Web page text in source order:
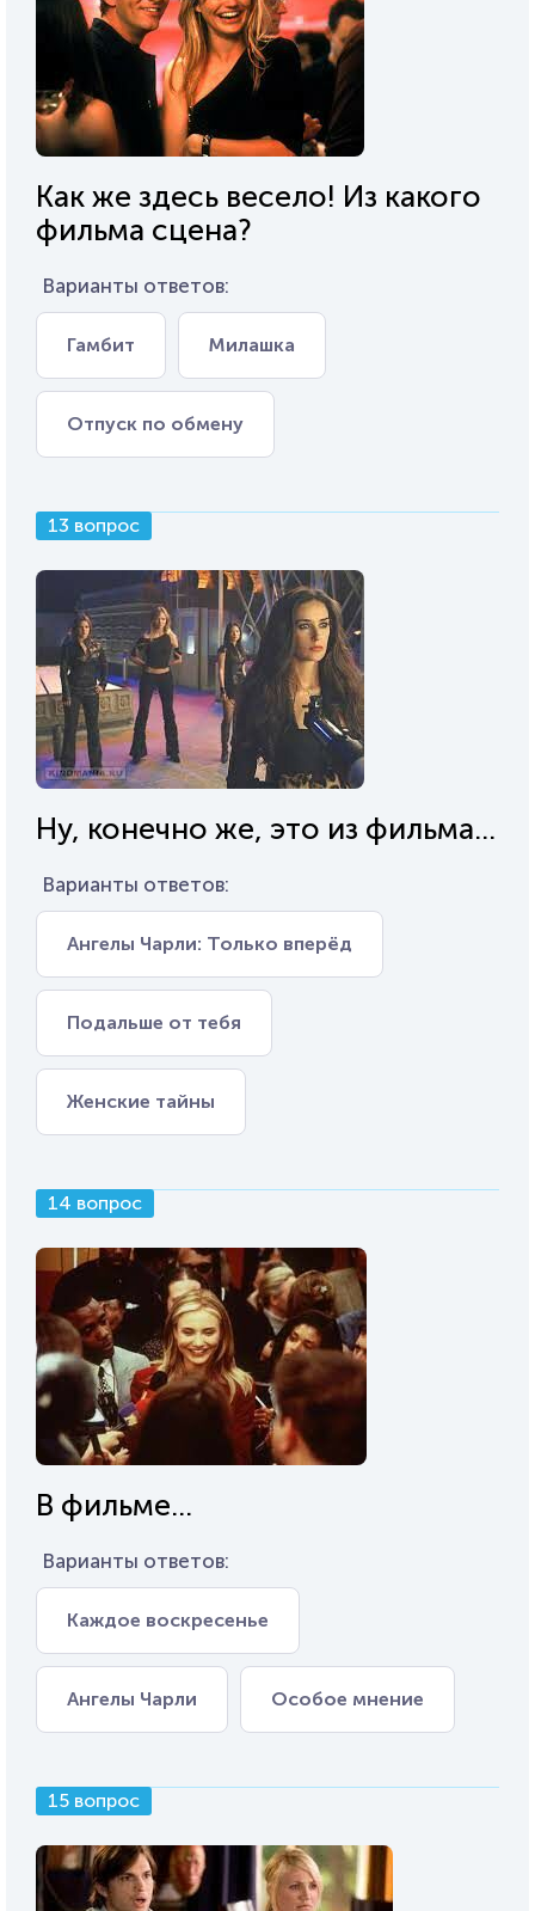
Как же здесь весело! Из какого
фильма сцена?
Варианты ответов:
Гамбит Милашка
Отпуск по обмену
13 вопрос
Ну, конечно же, это из фильма...
Варианты ответов:
Ангелы Чарли: Только вперёд
Подальше от тебя
Женские тайны
14 вопрос
В фильме...
Варианты ответов:
Каждое воскресенье
Ангелы Чарли Особое мнение
15 вопрос